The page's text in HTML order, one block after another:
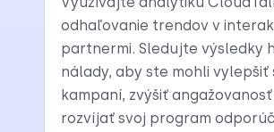
odhaľovanie trendov v
partnermi. Sledujte výsledky
nálady, aby ste mohli
kampaní, zvýšiť angažovanosť
rozvíjať svoj program